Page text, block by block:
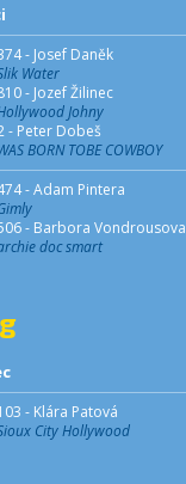
- Josef Daněk
Water
- Jozef Žilinec
Johny
- Peter Dobeš
BORN TOBE COWBOY
- Adam Pintera
- Barbora Vondrousova
doc smart
- Klára Patová
City Hollywood